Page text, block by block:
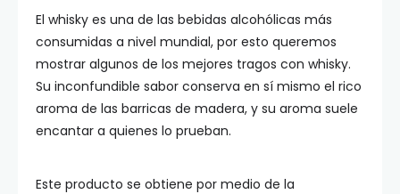
El whisky es una de las bebidas alcohólicas más
consumidas a nivel mundial, por esto queremos
mostrar algunos de los mejores tragos con whisky.
Su inconfundible sabor conserva en sí mismo el rico
aroma de las barricas de madera, y su aroma suele
encantar a quienes lo prueban.
Este producto se obtiene por medio de la